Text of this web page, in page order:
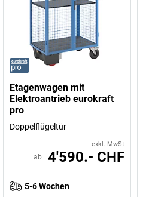
Etagenwagen mit
Elektroantrieb eurokraft
pro
Doppelflügeltür
exkl. MwSt
ab 4'590.- CHF
5-6 Wochen